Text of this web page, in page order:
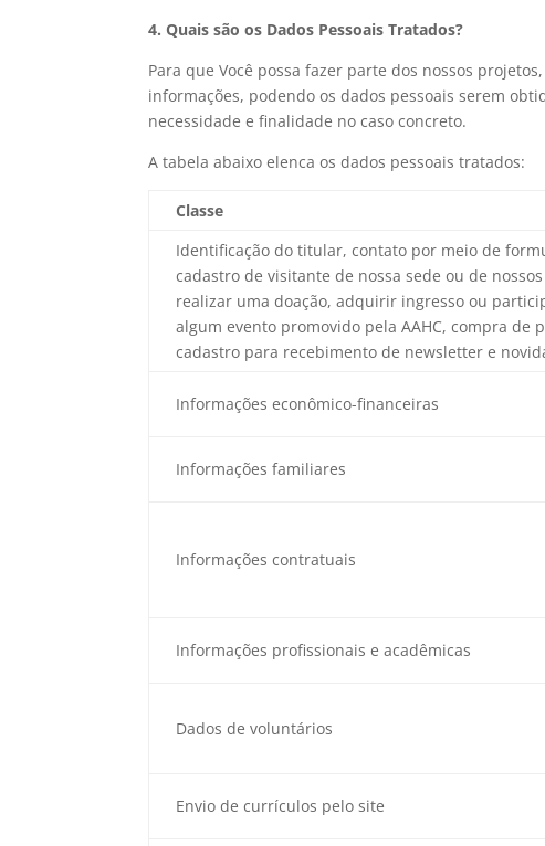
4. Quais são os Dados Pessoais Tratados?
Para que Você possa fazer parte dos nossos
informações, podendo os dados pessoais serem
necessidade e finalidade no caso concreto.
A tabela abaixo elenca os dados pessoais tratados:
Classe
Identificação do titular, contato por meio de
cadastro de visitante de nossa sede ou de
realizar uma doação, adquirir ingresso ou
algum evento promovido pela AAHC, compra de
cadastro para recebimento de newsletter e
Informações econômico-financeiras
Informações familiares
Informações contratuais
Informações profissionais e acadêmicas
Dados de voluntários
Envio de currículos pelo site